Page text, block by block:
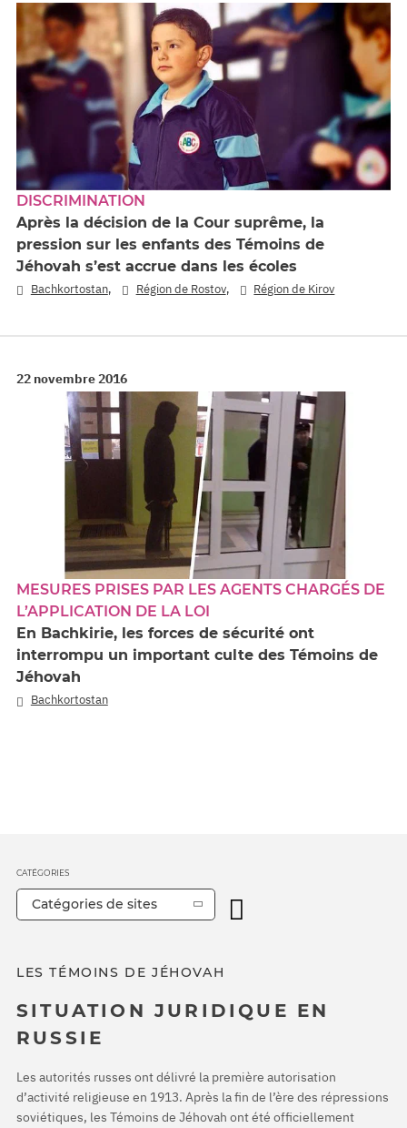
DISCRIMINATION
Après la décision de la Cour suprême, la
pression sur les enfants des Témoins de
Jéhovah s’est accrue dans les écoles
Bachkortostan, Région de Rostov, Région de Kirov
22 novembre 2016
MESURES PRISES PAR LES AGENTS CHARGÉS DE
L’APPLICATION DE LA LOI
En Bachkirie, les forces de sécurité ont
interrompu un important culte des Témoins de
Jéhovah
Bachkortostan
LES TÉMOINS DE JÉHOVAH
SITUATION JURIDIQUE EN
RUSSIE
Les autorités russes ont délivré la première autorisation
d’activité religieuse en 1913. Après la fin de l’ère des répressions
soviétiques, les Témoins de Jéhovah ont été officiellement
CATÉGORIES
Catégories de sites